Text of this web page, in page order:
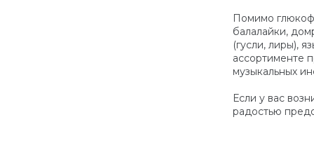
Помимо
балалайки,
(гусли, лиры),
ассортименте
музыкальных
Если у вас
радостью